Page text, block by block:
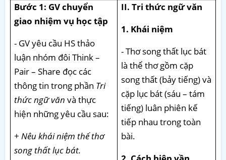
Bước 1: GV chuyển
giao nhiệm vụ học tập
- GV yêu cầu HS thảo
luận nhóm đôi Think –
Pair – Share đọc các
thông tin trong phần Tri
thức ngữ văn và thực
hiện những yêu cầu sau:
+Nêu khái niệm thể thơ
song thất lục bát.
II. Tri thức ngữ văn
1. Khái niệm
- Thơ song thất lục bát
là thể thơ gồm cặp
song thất (bảy tiếng) và
cặp lục bát (sáu – tám
tiếng) luân phiên kế
tiếp nhau trong toàn
bài.